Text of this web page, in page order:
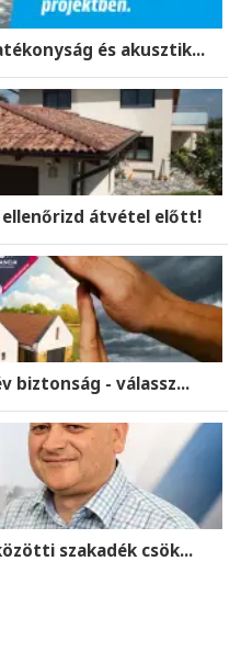
és akusztik...
ellenőrizd átvétel előtt!
biztonság - válassz...
szakadék csök...